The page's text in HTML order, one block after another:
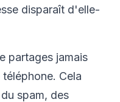
disparaît d'elle-
partages jamais
Cela
spam, des